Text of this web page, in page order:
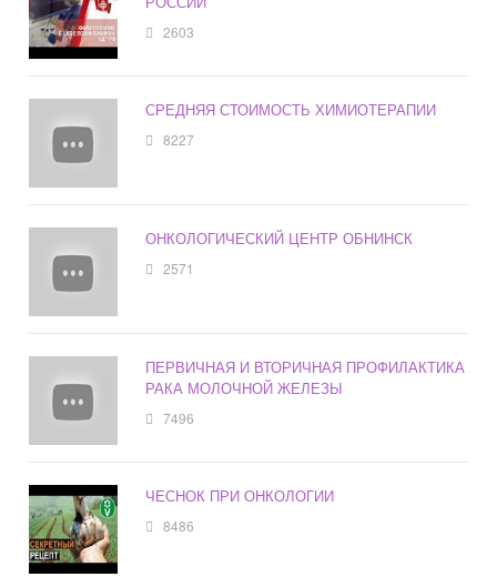
2603
СРЕДНЯЯ СТОИМОСТЬ ХИМИОТЕРАПИИ
8227
ОНКОЛОГИЧЕСКИЙ ЦЕНТР ОБНИНСК
2571
ПЕРВИЧНАЯ И ВТОРИЧНАЯ ПРОФИЛАКТИКА
РАКА МОЛОЧНОЙ ЖЕЛЕЗЫ
7496
ЧЕСНОК ПРИ ОНКОЛОГИИ
8486